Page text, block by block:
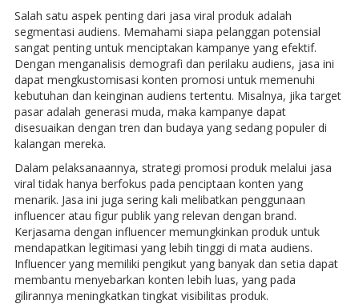
Salah satu aspek penting dari jasa viral produk adalah
segmentasi audiens. Memahami siapa pelanggan potensial
sangat penting untuk menciptakan kampanye yang efektif.
Dengan menganalisis demografi dan perilaku audiens, jasa ini
dapat mengkustomisasi konten promosi untuk memenuhi
kebutuhan dan keinginan audiens tertentu. Misalnya, jika target
pasar adalah generasi muda, maka kampanye dapat
disesuaikan dengan tren dan budaya yang sedang populer di
kalangan mereka.
Dalam pelaksanaannya, strategi promosi produk melalui jasa
viral tidak hanya berfokus pada penciptaan konten yang
menarik. Jasa ini juga sering kali melibatkan penggunaan
influencer atau figur publik yang relevan dengan brand.
Kerjasama dengan influencer memungkinkan produk untuk
mendapatkan legitimasi yang lebih tinggi di mata audiens.
Influencer yang memiliki pengikut yang banyak dan setia dapat
membantu menyebarkan konten lebih luas, yang pada
gilirannya meningkatkan tingkat visibilitas produk.